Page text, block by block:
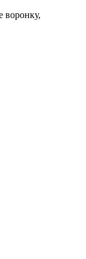
воронку,